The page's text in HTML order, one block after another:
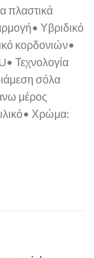
πλαστικά
Υβριδικό
κορδονιών•
Τεχνολογία
σόλα
μέρος
Χρώμα: